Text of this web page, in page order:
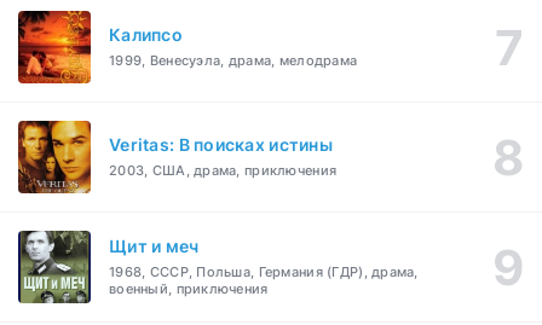
Калипсо
1999, Венесуэла, драма, мелодрама
Veritas: В поисках истины
2003, США, драма, приключения
Щит и меч
1968, СССР, Польша, Германия (ГДР), драма,
военный, приключения